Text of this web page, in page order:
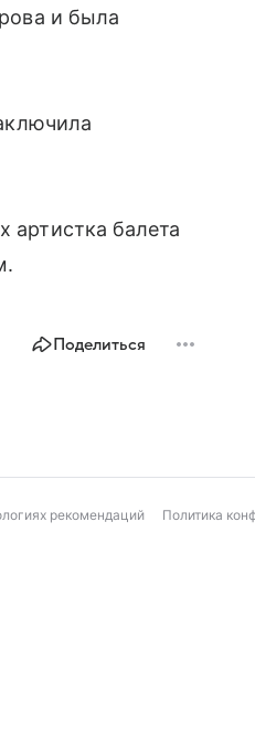
и была
артистка балета
Поделиться
рекомендаций Политика